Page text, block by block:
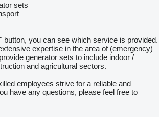
sets
button, you can see which service is provided.
expertise in the area of (emergency)
generator sets to include indoor /
and agricultural sectors.
employees strive for a reliable and
have any questions, please feel free to